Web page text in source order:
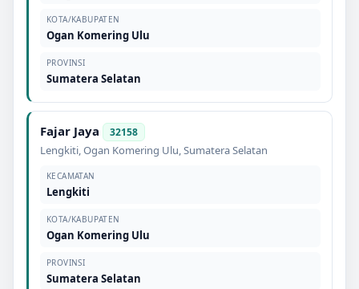
KOTA/KABUPATEN
Ogan Komering Ulu
PROVINSI
Sumatera Selatan
Fajar Jaya 32158
Lengkiti,Ogan Komering Ulu,Sumatera Selatan
KECAMATAN
Lengkiti
KOTA/KABUPATEN
Ogan Komering Ulu
PROVINSI
Sumatera Selatan